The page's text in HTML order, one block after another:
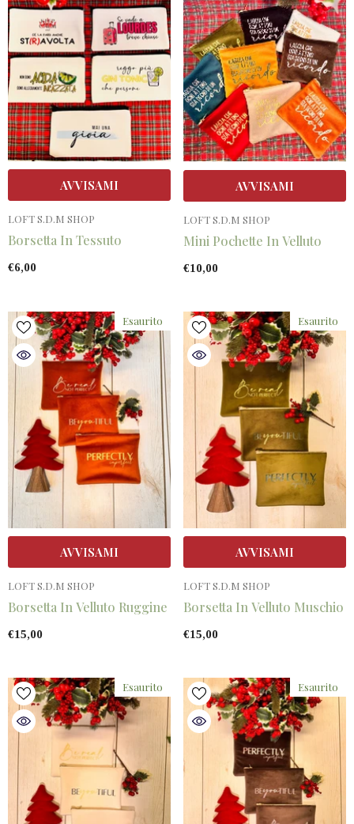
AVVISAMI
VENDITORE:
LOFT S.D.M SHOP
Borsetta In Tessuto
€6,00
AVVISAMI
VENDITORE:
LOFT S.D.M SHOP
Mini Pochette In Velluto
€10,00
Esaurito
AVVISAMI
VENDITORE:
LOFT S.D.M SHOP
Borsetta In Velluto Ruggine
€15,00
Esaurito
AVVISAMI
VENDITORE:
LOFT S.D.M SHOP
Borsetta In Velluto Muschio
€15,00
Esaurito Esaurito